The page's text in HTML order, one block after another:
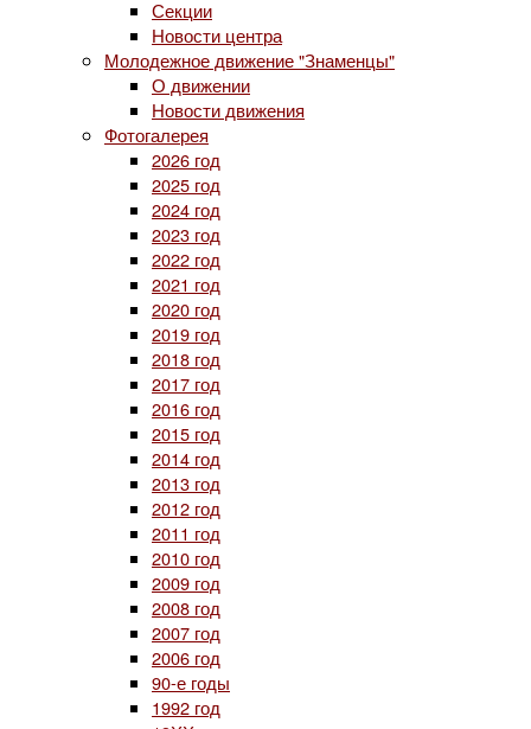
Секции
Новости центра
Молодежное движение "Знаменцы"
О движении
Новости движения
Фотогалерея
2026 год
2025 год
2024 год
2023 год
2022 год
2021 год
2020 год
2019 год
2018 год
2017 год
2016 год
2015 год
2014 год
2013 год
2012 год
2011 год
2010 год
2009 год
2008 год
2007 год
2006 год
90-е годы
1992 год